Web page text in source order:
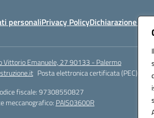
personaliPrivacy PolicyDichiarazione di
Vittorio Emanuele, 27 90133 - Palermo
Posta elettronica certificata (PEC):
fiscale: 97308550827
meccanografico: PAIS03600R